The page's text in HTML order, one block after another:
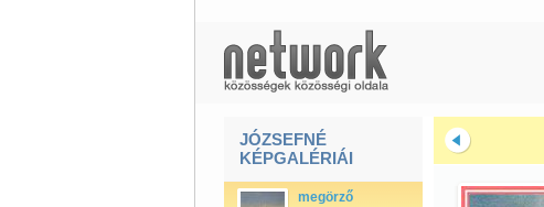
JÓZSEFNÉ
KÉPGALÉRIÁI
megörző